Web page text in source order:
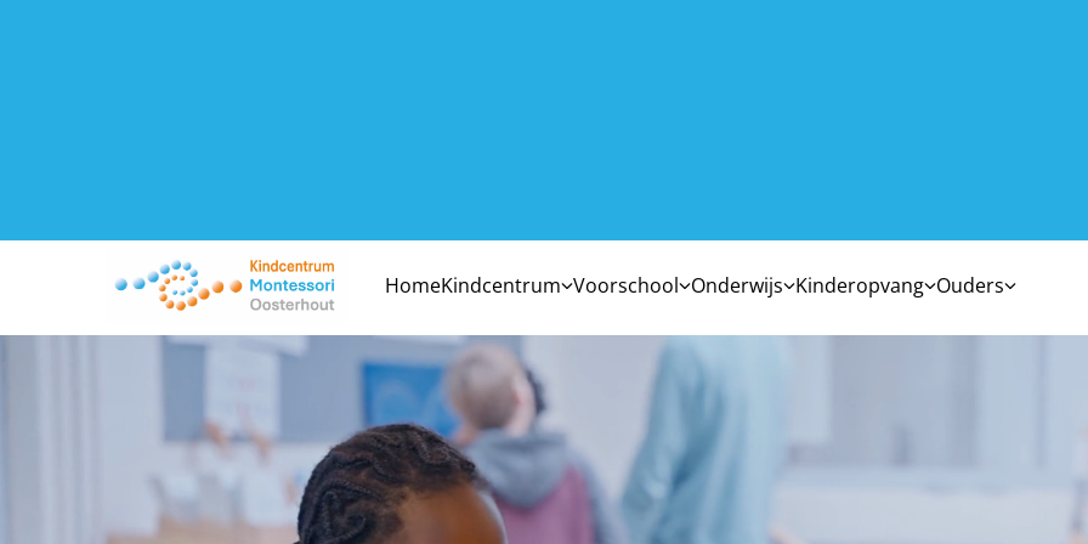
HomeKindcentrum Voorschool Onderwijs Kinderopvang Ouders